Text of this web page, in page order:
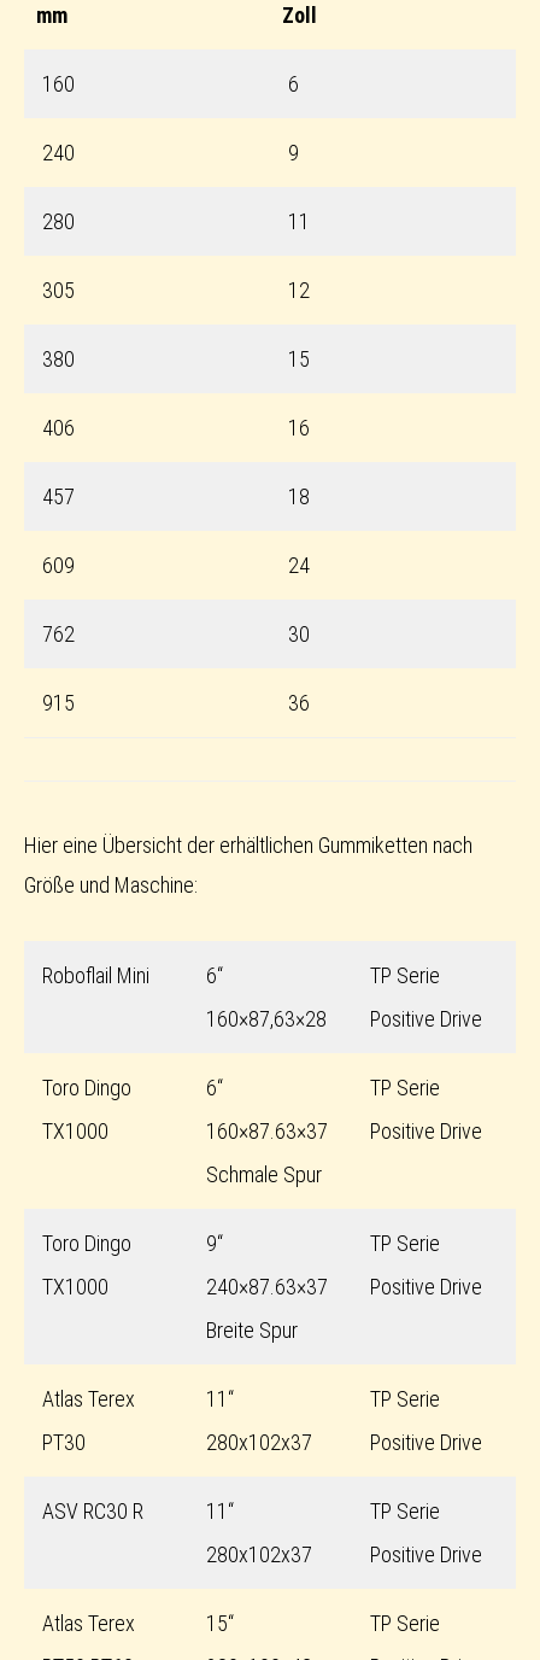
mm Zoll
160 6
240 9
280 11
305 12
380 15
406 16
457 18
609 24
762 30
915 36
Hier eine Übersicht der erhältlichen Gummiketten nach
Größe und Maschine:
Roboflail Mini
6“
160×87,63×28
TP Serie
Positive Drive
Toro Dingo
TX1000
6“
160×87.63×37
Schmale Spur
TP Serie
Positive Drive
Toro Dingo
TX1000
9“
240×87.63×37
Breite Spur
TP Serie
Positive Drive
Atlas Terex
PT30
11“
280x102x37
TP Serie
Positive Drive
ASV RC30 R
11“
280x102x37
TP Serie
Positive Drive
Atlas Terex
15“
TP Serie